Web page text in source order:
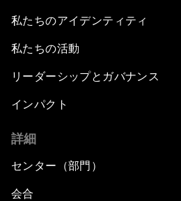
私たちのアイデンティティ
私たちの活動
リーダーシップとガバナンス
インパクト
詳細
センター（部門）
会合